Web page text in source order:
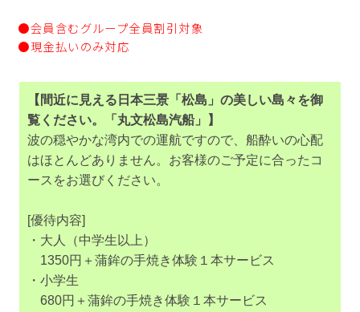
●会員含むグループ全員割引対象
●現金払いのみ対応
【間近に見える日本三景「松島」の美しい島々を御
覧ください。「丸文松島汽船」】
波の穏やかな湾内での運航ですので、船酔いの心配
はほとんどありません。お客様のご予定に合ったコ
ースをお選びください。
[優待内容]
・大人（中学生以上）
1350円＋蒲鉾の手焼き体験１本サービス
・小学生
680円＋蒲鉾の手焼き体験１本サービス